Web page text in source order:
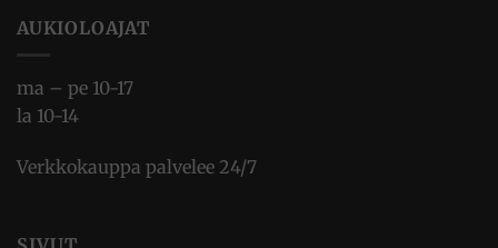
AUKIOLOAJAT
ma – pe 10-17
la 10-14
Verkkokauppa palvelee 24/7